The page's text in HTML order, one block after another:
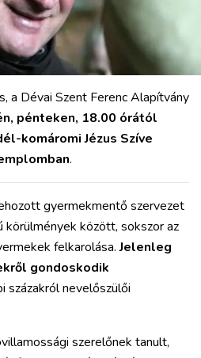
a Dévai Szent Ferenc Alapítvány
pénteken, 18.00 órától
komáromi Jézus Szíve
.
gyermekmentő szervezet
körülmények között, sokszor az
felkarolása.Jelenleg
gondoskodik
százakról nevelőszülői
szerelőnek tanult,